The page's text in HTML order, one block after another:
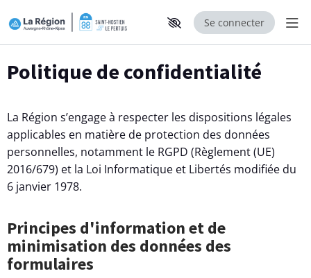
Se connecter
Politique de confidentialité
La Région s’engage à respecter les dispositions légales
applicables en matière de protection des données
personnelles, notamment le RGPD (Règlement (UE)
2016/679) et la Loi Informatique et Libertés modifiée du
6 janvier 1978.
Principes d'information et de
minimisation des données des
formulaires